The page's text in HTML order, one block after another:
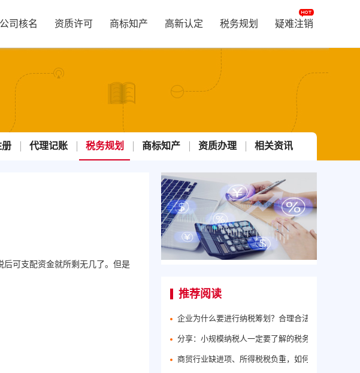
公司核名 资质许可 商标知产 高新认定 税务规划 疑难注销
代理记账 税务规划 商标知产 资质办理 相关资讯
可支配资金就所剩无几了。但是
推荐阅读
企业为什么要进行纳税筹划？合理合法地进行纳税筹
分享：小规模纳税人一定要了解的税务筹划方法！
商贸行业缺进项、所得税税负重，如何合理税务筹划